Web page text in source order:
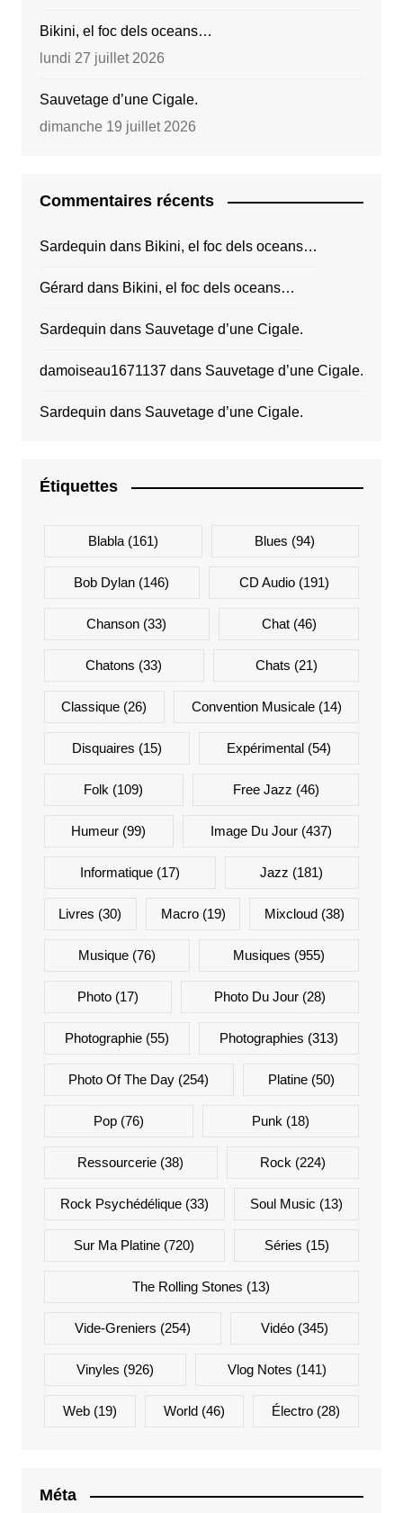
Bikini, el foc dels oceans…
lundi 27 juillet 2026
Sauvetage d’une Cigale.
dimanche 19 juillet 2026
Commentaires récents
Sardequin dans Bikini, el foc dels oceans…
Gérard dans Bikini, el foc dels oceans…
Sardequin dans Sauvetage d’une Cigale.
damoiseau1671137dans Sauvetage d’une Cigale.
Sardequin dans Sauvetage d’une Cigale.
Étiquettes
Blabla(161) Blues (94)
Bob Dylan (146) CD Audio(191)
Chanson (33) Chat(46)
Chatons (33) Chats (21)
Classique (26) Convention Musicale(14)
Disquaires (15) Expérimental (54)
Folk (109) Free Jazz (46)
Humeur (99) Image Du Jour(437)
Informatique(17) Jazz (181)
Livres (30) Macro(19) Mixcloud(38)
Musique(76) Musiques (955)
Photo(17) Photo Du Jour (28)
Photographie(55) Photographies (313)
Photo Of The Day (254) Platine(50)
Pop(76) Punk (18)
Ressourcerie (38) Rock (224)
Rock Psychédélique(33) Soul Music (13)
Sur Ma Platine (720) Séries (15)
The Rolling Stones (13)
Vide-Greniers (254) Vidéo (345)
Vinyles (926) Vlog Notes (141)
Web(19) World (46) Électro (28)
Méta